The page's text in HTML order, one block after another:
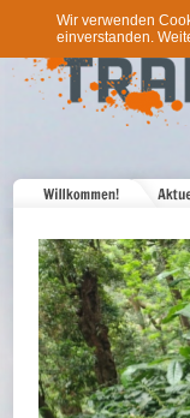
Wir verwenden
einverstanden.